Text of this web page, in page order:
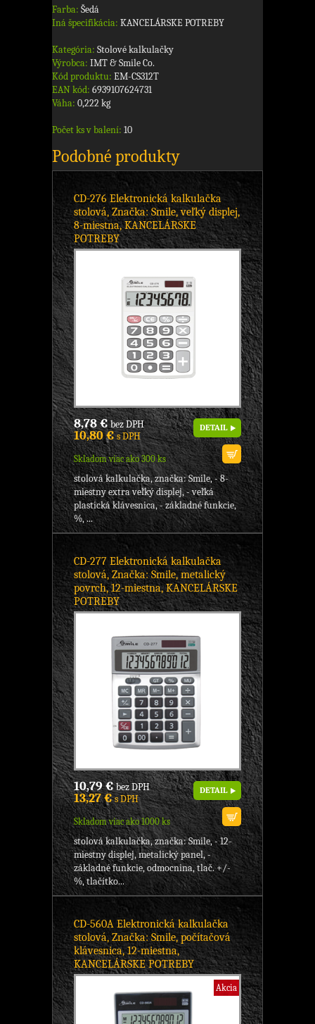
Farba: Šedá
Iná špecifikácia: KANCELÁRSKE POTREBY
Kategória: Stolové kalkulačky
Výrobca: IMT & Smile Co.
Kód produktu: EM-CS312T
EAN kód: 6939107624731
Váha: 0,222 kg
Počet ks v balení: 10
Podobné produkty
CD-276 Elektronická kalkulačka
stolová, Značka: Smile, veľký displej,
8-miestna, KANCELÁRSKE
POTREBY
8,78 €bez DPH
10,80 €s DPH
Skladom viac ako 300 ks
DETAIL
stolová kalkulačka, značka: Smile, - 8-
miestny extra veľký displej, - veľká
plastická klávesnica, - základné funkcie,
%, ...
CD-277 Elektronická kalkulačka
stolová, Značka: Smile, metalický
povrch, 12-miestna, KANCELÁRSKE
POTREBY
10,79 €bez DPH
13,27 €s DPH
Skladom viac ako 1000 ks
DETAIL
stolová kalkulačka, značka: Smile, - 12-
miestny displej, metalický panel, -
základné funkcie, odmocnina, tlač. +/-
%, tlačítko...
CD-560A Elektronická kalkulačka
stolová, Značka: Smile, počítačová
klávesnica, 12-miestna,
KANCELÁRSKE POTREBY
Akcia